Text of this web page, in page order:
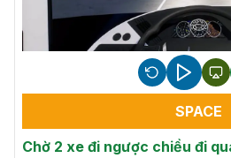
SPACE
Chờ 2 xe đi ngược chiều đi